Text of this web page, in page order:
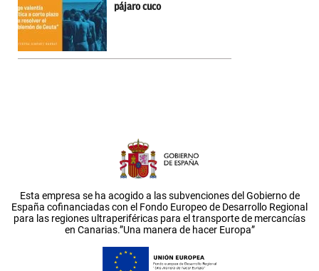
pájaro cuco
Esta empresa se ha acogido a las subvenciones del Gobierno de
España cofinanciadas con el Fondo Europeo de Desarrollo Regional
para las regiones ultraperiféricas para el transporte de mercancías
en Canarias.”Una manera de hacer Europa”